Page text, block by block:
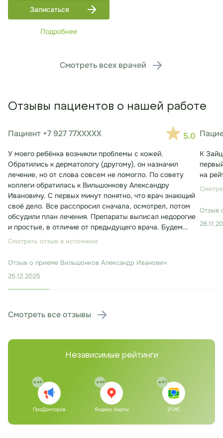
Записаться
Подробнее
Смотреть всех врачей
Отзывы пациентов о нашей работе
Пациент +7 927 77XXXXX 5.0
У моего ребёнка возникли проблемы с кожей.
Обратились к дерматологу (другому), он назначил
лечение, но от слова совсем не помогло. По совету
коллеги обратилась к Вильшонкову Александру
Ивановичу. С первых минут понятно, что врач знающий
своё дело. Все расспросил сначала, осмотрел, потом
обсудили план лечения. Препараты выписал недорогие
и простые, в отличие от предыдущего врача. Будем
лечиться. Консультация заняла около 30 минут.
Смотреть отзыв в источнике
Отзыв о приеме Вильшонков Александр Иванович
25.12.2025
К
на
Отзыв
Смотреть все отзывы
Независимые рейтинги
4.6
ПроДокторов
4.6
Яндекс.Карты
4.7
2ГИС